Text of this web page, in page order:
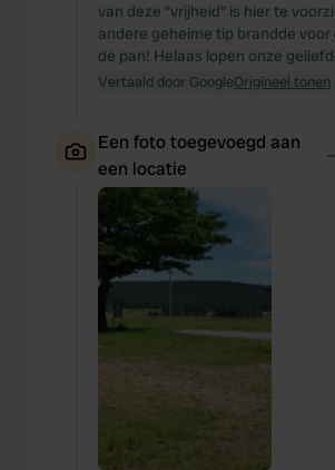
van deze "vrijheid" is hier te
andere geheime tip brandde
de pan! Helaas lopen onze
Vertaald door GoogleOrigineel tonen
Een foto toegevoegd aan
een locatie